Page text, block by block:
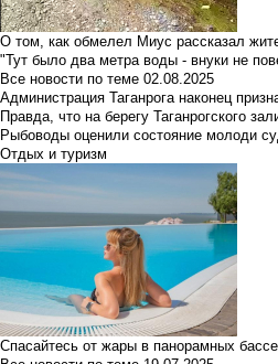
О том, как обмелел Миус рассказал
"Тут было два метра воды - внуки не
Все новости по теме 02.08.2025
Администрация Таганрога наконец
Правда, что на берегу Таганрогского
Рыбоводы оценили состояние молоди
Отдых и туризм
Спасайтесь от жары в панорамных